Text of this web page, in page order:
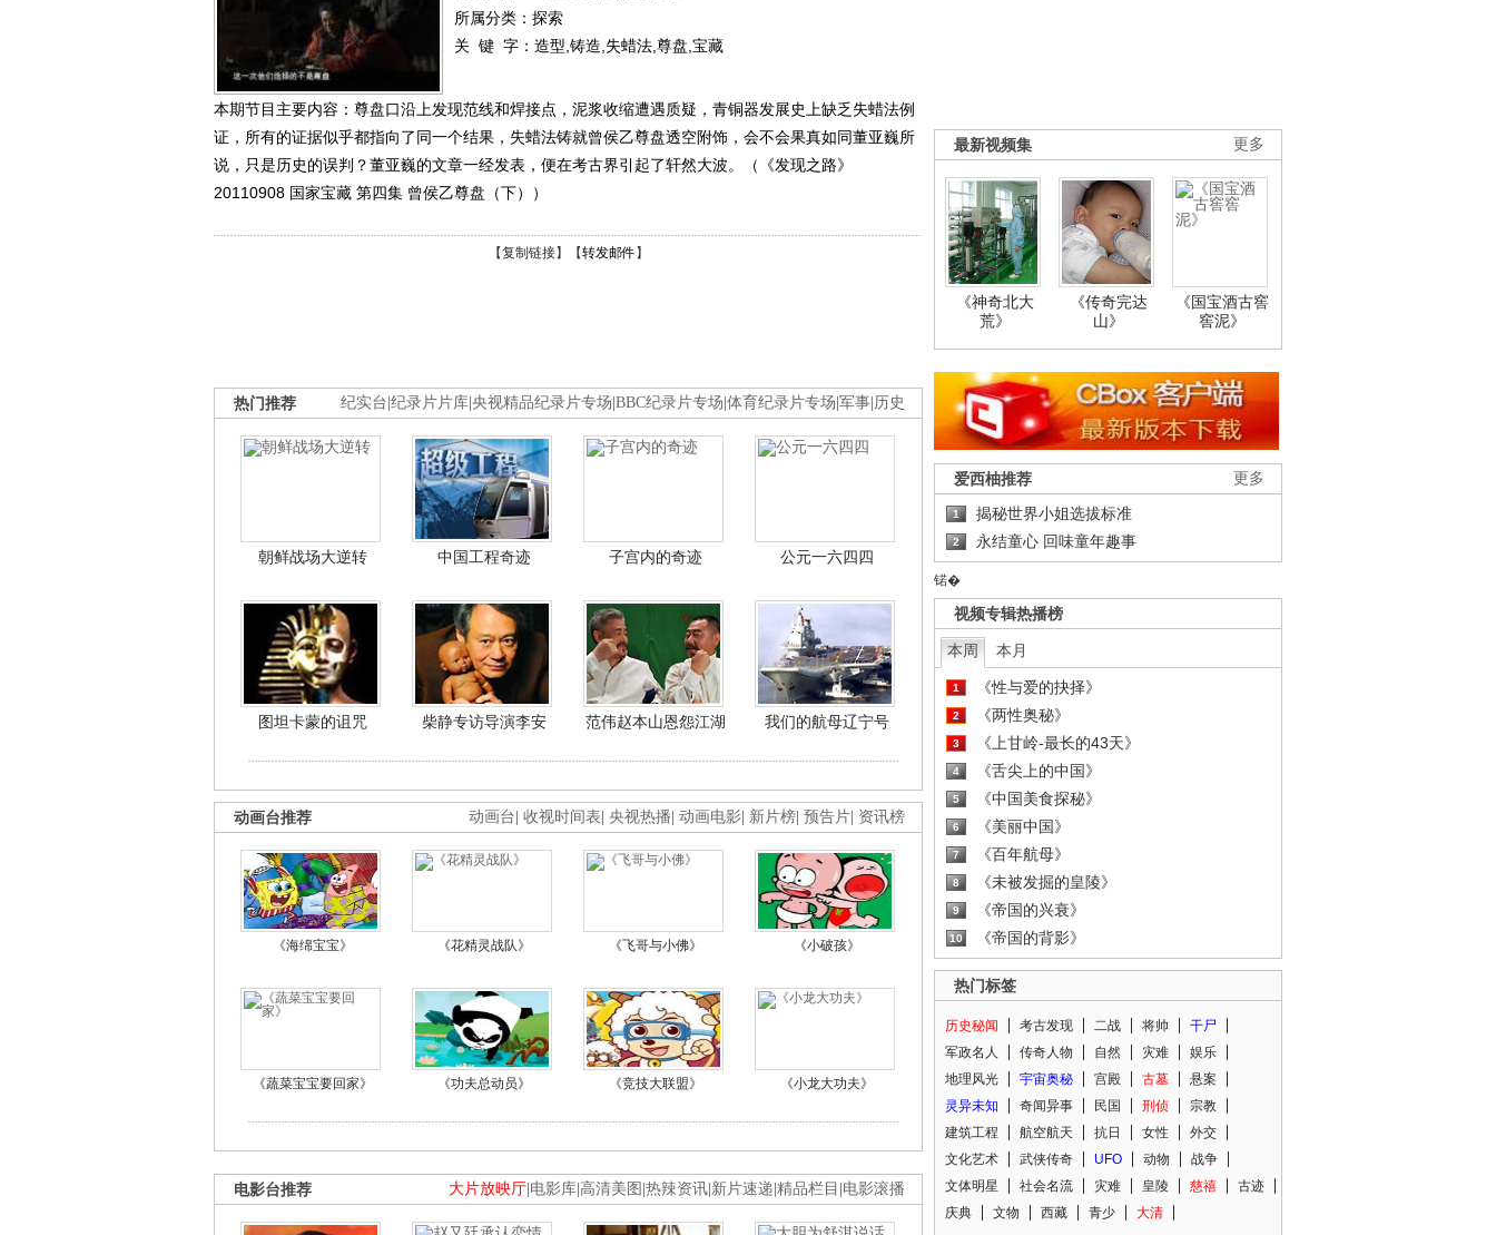
所属分类：探索
关 键 字： 造型,铸造,失蜡法,尊盘,宝藏
本期节目主要内容：尊盘口沿上发现范线和焊接点，泥浆收缩遭遇质疑，青铜器发展史上缺乏失蜡法例
证，所有的证据似乎都指向了同一个结果，失蜡法铸就曾侯乙尊盘透空附饰，会不会果真如同董亚巍所
说，只是历史的误判？董亚巍的文章一经发表，便在考古界引起了轩然大波。（《发现之路》
20110908 国家宝藏 第四集 曾侯乙尊盘（下））
【复制链接】【转发邮件 】
纪实台 纪录片片库 央视精品纪录片专场 BBC纪录片专场 体育纪录片专场 军事 历史
热门推荐
朝鲜战场大逆转 中国工程奇迹 子宫内的奇迹 公元一六四四
图坦卡蒙的诅咒 柴静专访导演李安 范伟赵本山恩怨江湖 我们的航母辽宁号
动画台 收视时间表 央视热播 动画电影 新片榜 预告片 资讯榜
动画台推荐
《海绵宝宝》 《花精灵战队》 《飞哥与小佛》 《小破孩》
《蔬菜宝宝要回家》 《功夫总动员》 《竞技大联盟》 《小龙大功夫》
大片放映厅 电影库 高清美图 热辣资讯 新片速递 精品栏目 电影滚播
电影台推荐
更多
最新视频集
《神奇北大
荒》
《传奇完达
山》
《国宝酒古窖
窖泥》
更多
爱西柚推荐
1 揭秘世界小姐选拔标准
2 永结童心 回味童年趣事
锘�
视频专辑热播榜
本周 本月
1 《性与爱的抉择》
2 《两性奥秘》
3 《上甘岭-最长的43天》
4 《舌尖上的中国》
5 《中国美食探秘》
6 《美丽中国》
7 《百年航母》
8 《未被发掘的皇陵》
9 《帝国的兴衰》
10 《帝国的背影》
热门标签
历史秘闻 考古发现 二战 将帅
干尸
军政名人
传奇人物 自然 灾难
娱乐
地理风光
宇宙奥秘 宫殿 古墓
悬案
灵异未知
奇闻异事 民国 刑侦
宗教
建筑工程
航空航天 抗日 女性
外交
文化艺术
武侠传奇 UFO 动物
战争
文体明星
社会名流 灾难 皇陵 慈禧
古迹
庆典
文物 西藏 青少 大清